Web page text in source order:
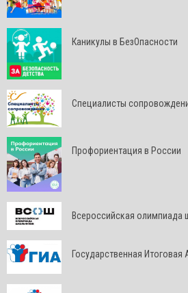
Каникулы в БезОпасности
Специалисты
Профориентация в России
Всероссийская олимпиада
Государственная Итоговая